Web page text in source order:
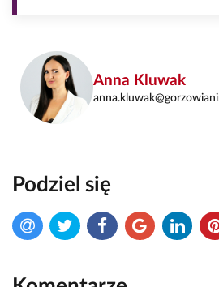
Anna Kluwak
Podziel się